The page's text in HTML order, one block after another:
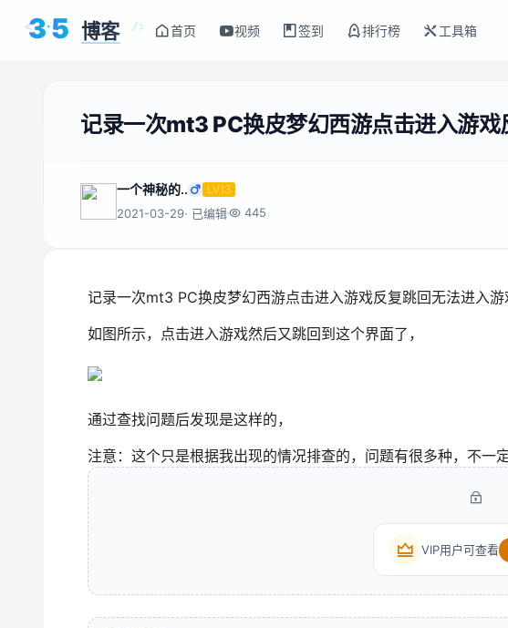
< />
35 博客 首页 视频 签到 排行榜 工具箱
记录一次mt3 PC换皮梦幻西游点击进入游
一个神秘的.. LV13
2021-03-29· 已编辑 445
记录一次mt3 PC换皮梦幻西游点击进入游戏反复跳回无法进入游
如图所示，点击进入游戏然后又跳回到这个界面了，
通过查找问题后发现是这样的，
注意：这个只是根据我出现的情况排查的，问题有很多种，不一定
VIP用户可查看